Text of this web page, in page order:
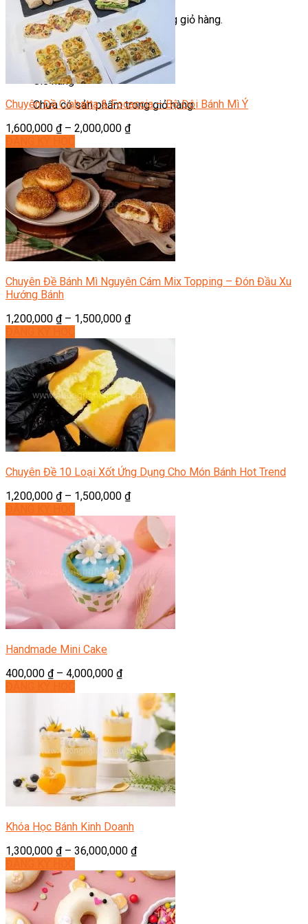
Chưa có sản phẩm trong giỏ hàng.
Giỏ hàng
Chưa có sản phẩm trong giỏ hàng.
Chuyên Đề Ciabatta & Focaccia – Bộ Đôi Bánh Mì Ý
1,600,000 ₫– 2,000,000 ₫
Chuyên Đề Bánh Mì Nguyên Cám Mix Topping – Đón Đầu Xu
Hướng Bánh
1,200,000 ₫– 1,500,000 ₫
Chuyên Đề 10 Loại Xốt Ứng Dụng Cho Món Bánh Hot Trend
1,200,000 ₫– 1,500,000 ₫
Handmade Mini Cake
400,000 ₫– 4,000,000 ₫
Khóa Học Bánh Kinh Doanh
1,300,000 ₫– 36,000,000 ₫